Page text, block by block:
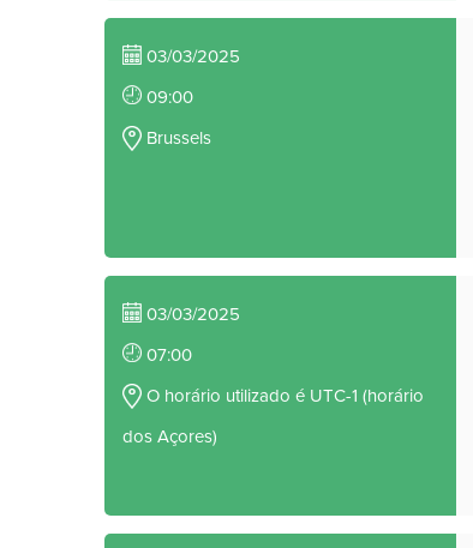
03/03/2025
09:00
Brussels
03/03/2025
07:00
O horário utilizado é UTC-1 (horário
dos Açores)